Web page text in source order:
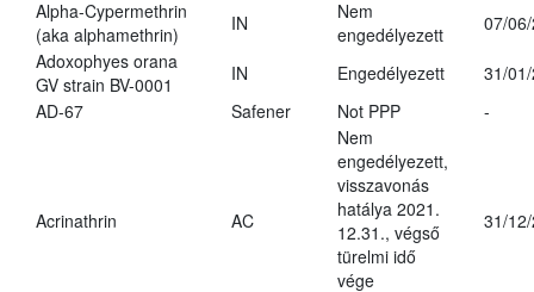
Alpha-Cypermethrin
(aka alphamethrin)
IN
Nem
engedélyezett
07/
Adoxophyes orana
GV strain BV-0001
IN Engedélyezett
31/
AD-67
Safener Not PPP -
Acrinathrin AC
Nem
engedélyezett,
visszavonás
hatálya 2021.
12.31., végső
türelmi idő
vége
31/